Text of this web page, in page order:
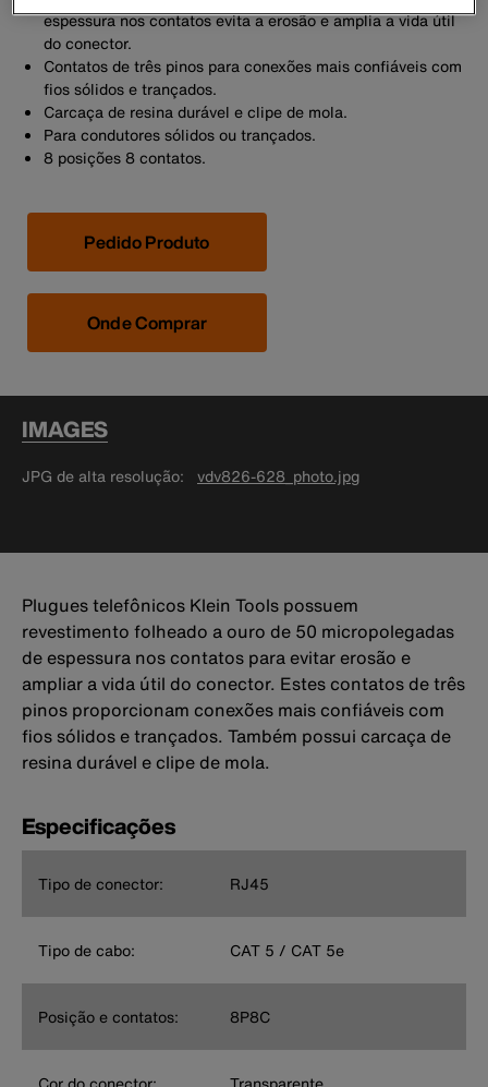
espessura nos contatos evita a erosão e amplia a vida útil
do conector.
Contatos de três pinos para conexões mais confiáveis com
fios sólidos e trançados.
Carcaça de resina durável e clipe de mola.
Para condutores sólidos ou trançados.
8 posições 8 contatos.
Pedido Produto
Onde Comprar
IMAGES
JPG de alta resolução vdv826-628_photo.jpg
Plugues telefônicos Klein Tools possuem
revestimento folheado a ouro de 50 micropolegadas
de espessura nos contatos para evitar erosão e
ampliar a vida útil do conector. Estes contatos de três
pinos proporcionam conexões mais confiáveis com
fios sólidos e trançados. Também possui carcaça de
resina durável e clipe de mola.
Especificações
Tipo de conector: RJ45
Tipo de cabo: CAT 5 / CAT 5e
Posição e contatos: 8P8C